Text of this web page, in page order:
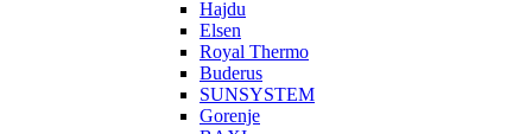
Hajdu
Elsen
Royal Thermo
Buderus
SUNSYSTEM
Gorenje